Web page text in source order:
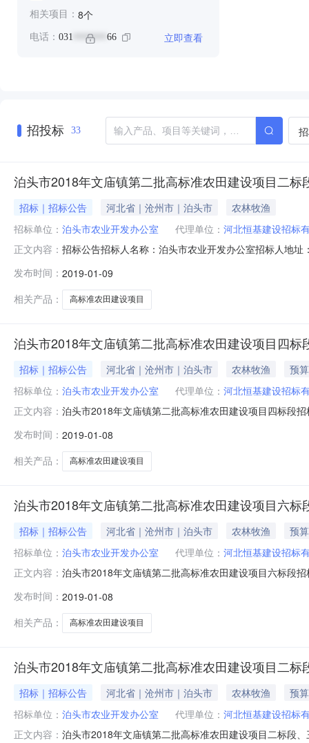
相关项目： 8个
电话： 031 ******* 66 立即查看
招投标 33
泊头市2018年文庙镇第二批高标准农田建设项目二
招标｜招标公告 河北省｜沧州市｜泊头市
农林牧渔
招标单位： 泊头市农业开发办公室 代理单位： 河北恒基建设招标
正文内容： 招标公告招标人名称：泊头市农业开发办公室招标人地
合开发土地治理项目建设标准》财政预算总金额：
发布时间： 2019-01-09
相关产品：
高标准农田建设项目
泊头市2018年文庙镇第二批高标准农田建设项目四标
招标｜招标公告 河北省｜沧州市｜泊头市 农林牧渔
预
招标单位： 泊头市农业开发办公室 代理单位： 河北恒基建设招标
正文内容： 泊头市2018年文庙镇第二批高标准农田建设项目四标段
目业主为泊头市农业开发办公室，建设资金来自中央投
行公开招标
发布时间： 2019-01-08
相关产品：
高标准农田建设项目
泊头市2018年文庙镇第二批高标准农田建设项目六标
招标｜招标公告 河北省｜沧州市｜泊头市 农林牧渔
预
招标单位： 泊头市农业开发办公室 代理单位： 河北恒基建设招标
正文内容： 泊头市2018年文庙镇第二批高标准农田建设项目六标段
目业主为泊头市农业开发办公室，建设资金来自中央投
行公开招标
发布时间： 2019-01-08
相关产品：
高标准农田建设项目
泊头市2018年文庙镇第二批高标准农田建设项目二
招标｜招标公告 河北省｜沧州市｜泊头市 农林牧渔
预
招标单位： 泊头市农业开发办公室 代理单位： 河北恒基建设招标
正文内容： 泊头市2018年文庙镇第二批高标准农田建设项目二标段